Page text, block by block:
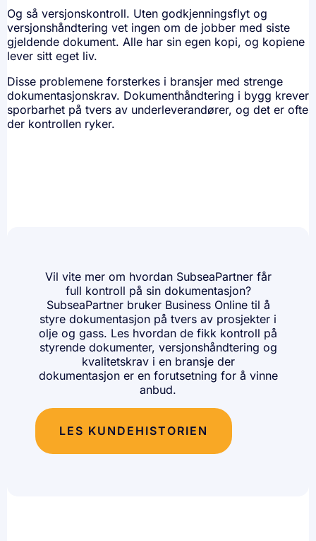
Og så versjonskontroll. Uten godkjenningsflyt og
versjonshåndtering vet ingen om de jobber med siste
gjeldende dokument. Alle har sin egen kopi, og kopiene
lever sitt eget liv.
Disse problemene forsterkes i bransjer med strenge
dokumentasjonskrav. Dokumenthåndtering i bygg krever
sporbarhet på tvers av underleverandører, og det er ofte
der kontrollen ryker.
Vil vite mer om hvordan SubseaPartner får
full kontroll på sin dokumentasjon?
SubseaPartner bruker Business Online til å
styre dokumentasjon på tvers av prosjekter i
olje og gass. Les hvordan de fikk kontroll på
styrende dokumenter, versjonshåndtering og
kvalitetskrav i en bransje der
dokumentasjon er en forutsetning for å vinne
anbud.
LES KUNDEHISTORIEN